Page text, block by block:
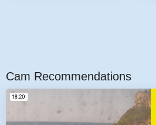
Cam Recommendations